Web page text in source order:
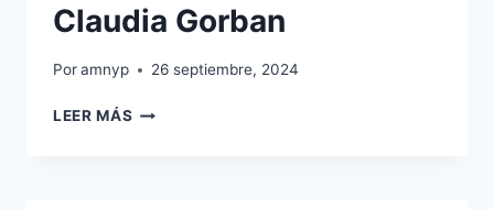
Claudia Gorban
Poramnyp 26 septiembre, 2024
LEER MÁS CLAUDIA